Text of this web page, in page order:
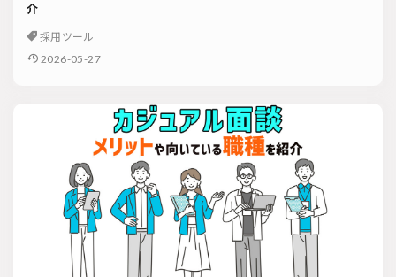
介
採用ツール
2026-05-27